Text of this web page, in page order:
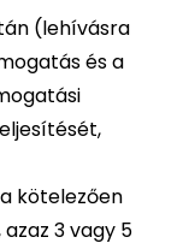
(lehívásra
és a
kötelezően
3 vagy 5